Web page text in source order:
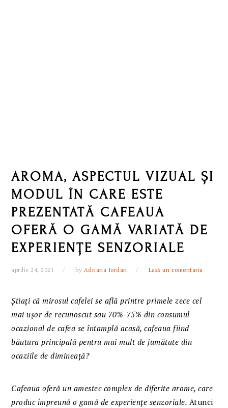
AROMA, ASPECTUL VIZUAL ȘI
MODUL ÎN CARE ESTE
PREZENTATĂ CAFEAUA
OFERĂ O GAMĂ VARIATĂ DE
EXPERIENȚE SENZORIALE
aprilie 24, 2021 by Adriana Iordan Lasă un comentariu
Știați că mirosul cafelei se află printre primele zece cel
mai ușor de recunoscut sau 70%-75% din consumul
ocazional de cafea se întamplă acasă, cafeaua fiind
băutura principală pentru mai mult de jumătate din
ocaziile de dimineață?
Cafeaua oferă un amestec complex de diferite arome, care
produc împreună o gamă de experiențe senzoriale. Atunci